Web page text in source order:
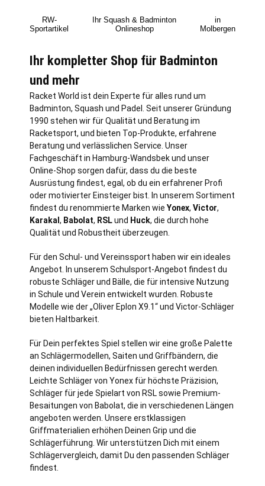
RW-
Sportartikel
Ihr Squash & Badminton
Onlineshop
in
Molbergen
Ihr kompletter Shop für Badminton
und mehr
Racket World ist dein Experte für alles rund um
Badminton, Squash und Padel. Seit unserer Gründung
1990 stehen wir für Qualität und Beratung im
Racketsport, und bieten Top-Produkte, erfahrene
Beratung und verlässlichen Service. Unser
Fachgeschäft in Hamburg-Wandsbek und unser
Online-Shop sorgen dafür, dass du die beste
Ausrüstung findest, egal, ob du ein erfahrener Profi
oder motivierter Einsteiger bist. In unserem Sortiment
findest du renommierte Marken wie Yonex, Victor,
Karakal , Babolat, RSLund Huck, die durch hohe
Qualität und Robustheit überzeugen.
Für den Schul- und Vereinssport haben wir ein ideales
Angebot. In unserem Schulsport-Angebot findest du
robuste Schläger und Bälle, die für intensive Nutzung
in Schule und Verein entwickelt wurden. Robuste
Modelle wie der „Oliver Eplon X9.1“ und Victor-Schläger
bieten Haltbarkeit.
Für Dein perfektes Spiel stellen wir eine große Palette
an Schlägermodellen, Saiten und Griffbändern, die
deinen individuellen Bedürfnissen gerecht werden.
Leichte Schläger von Yonex für höchste Präzision,
Schläger für jede Spielart von RSL sowie Premium-
Besaitungen von Babolat, die in verschiedenen Längen
angeboten werden. Unsere erstklassigen
Griffmaterialien erhöhen Deinen Grip und die
Schlägerführung. Wir unterstützen Dich mit einem
Schlägervergleich, damit Du den passenden Schläger
findest.